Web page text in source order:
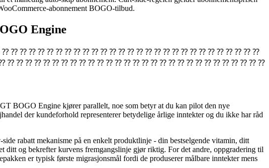
abonnement BOGO-tilbud.
Engine
⁇ ⁇ ⁇ ⁇ ⁇ ⁇ ⁇ ⁇ ⁇ ⁇ ⁇ ⁇ ⁇ ⁇ ⁇ ⁇ ⁇ ⁇ ⁇ ⁇ ⁇ ⁇ ⁇ ⁇ ⁇ ⁇ ⁇ ⁇ ⁇ ⁇
⁇ ⁇ ⁇ ⁇ ⁇ ⁇ ⁇ ⁇ ⁇ ⁇ ⁇ ⁇ ⁇ ⁇ ⁇ ⁇ ⁇ ⁇ ⁇ ⁇ ⁇ ⁇ ⁇ ⁇ ⁇ ⁇ ⁇ ⁇ ⁇
BOGO Engine kjører parallelt, noe som betyr at du kan pilot den nye
der kundeforhold representerer betydelige årlige inntekter og du ikke har råd
rabatt mekanisme på en enkelt produktlinje - din bestselgende vitamin, ditt
og bekrefter kurvens fremgangslinje gjør riktig. For det andre, oppgradering til
er typisk første migrasjonsmål fordi de produserer målbare inntekter mens